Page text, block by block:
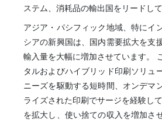
ステム、消耗品の輸出国をリードして
アジア・パシフィック地域、特にイ
シアの新興国は、国内需要拡大を支
輸入量を大幅に増加させています。
タルおよびハイブリッド印刷ソリュ
ニーズを駆動する短時間、オンデマ
ライズされた印刷でサージを経験し
を拡大し、使い捨ての収入を増加さ